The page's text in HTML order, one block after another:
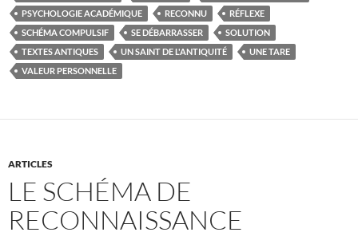
PSYCHOLOGIE ACADÉMIQUE
RECONNU
RÉFLEXE
SCHÉMA COMPULSIF
SE DÉBARRASSER
SOLUTION
TEXTES ANTIQUES
UN SAINT DE L'ANTIQUITÉ
UNE TARE
VALEUR PERSONNELLE
ARTICLES
LE SCHÉMA DE
RECONNAISSANCE